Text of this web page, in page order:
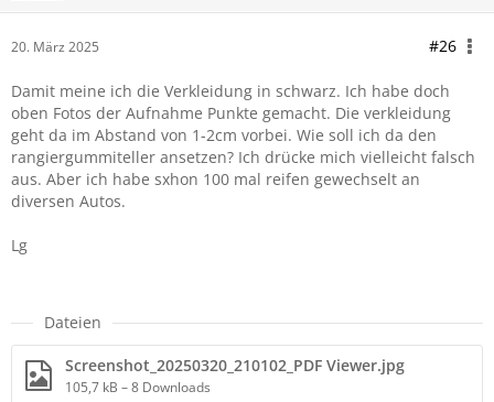
20. März 2025 #26
Damit meine ich die Verkleidung in schwarz. Ich habe doch
oben Fotos der Aufnahme Punkte gemacht. Die verkleidung
geht da im Abstand von 1-2cm vorbei. Wie soll ich da den
rangiergummiteller ansetzen? Ich drücke mich vielleicht falsch
aus. Aber ich habe sxhon 100 mal reifen gewechselt an
diversen Autos.
Lg
Dateien
Screenshot_20250320_210102_PDF Viewer.jpg
105,7 kB – 8 Downloads